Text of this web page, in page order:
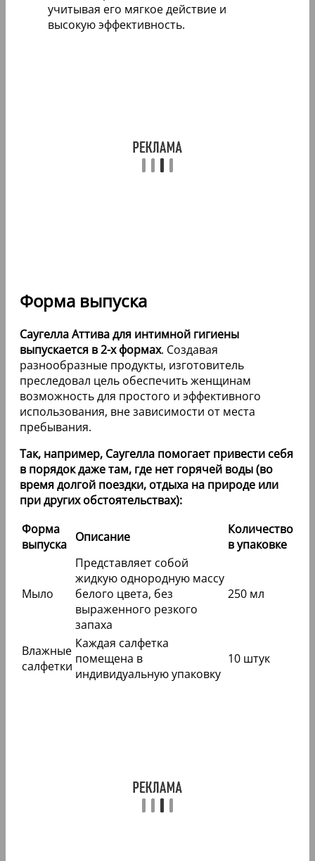
учитывая его мягкое действие и
высокую эффективность.
Форма выпуска
Саугелла Аттива для интимной гигиены
выпускается в 2-х формах. Создавая
разнообразные продукты, изготовитель
преследовал цель обеспечить женщинам
возможность для простого и эффективного
использования, вне зависимости от места
пребывания.
Так, например, Саугелла помогает привести себя
в порядок даже там, где нет горячей воды (во
время долгой поездки, отдыха на природе или
при других обстоятельствах):
Форма
выпуска Описание
Количество
в упаковке
Мыло
Представляет собой
жидкую однородную массу
белого цвета, без
выраженного резкого
запаха
250 мл
Влажные
салфетки
Каждая салфетка
помещена в
индивидуальную упаковку
10 штук